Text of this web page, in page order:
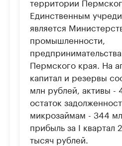
Единственным
является
промышленности,
Пермского края. На
капитал и резервы
млн рублей, активы -
остаток
микрозаймам - 344
прибыль за I квартал
тысяч рублей.